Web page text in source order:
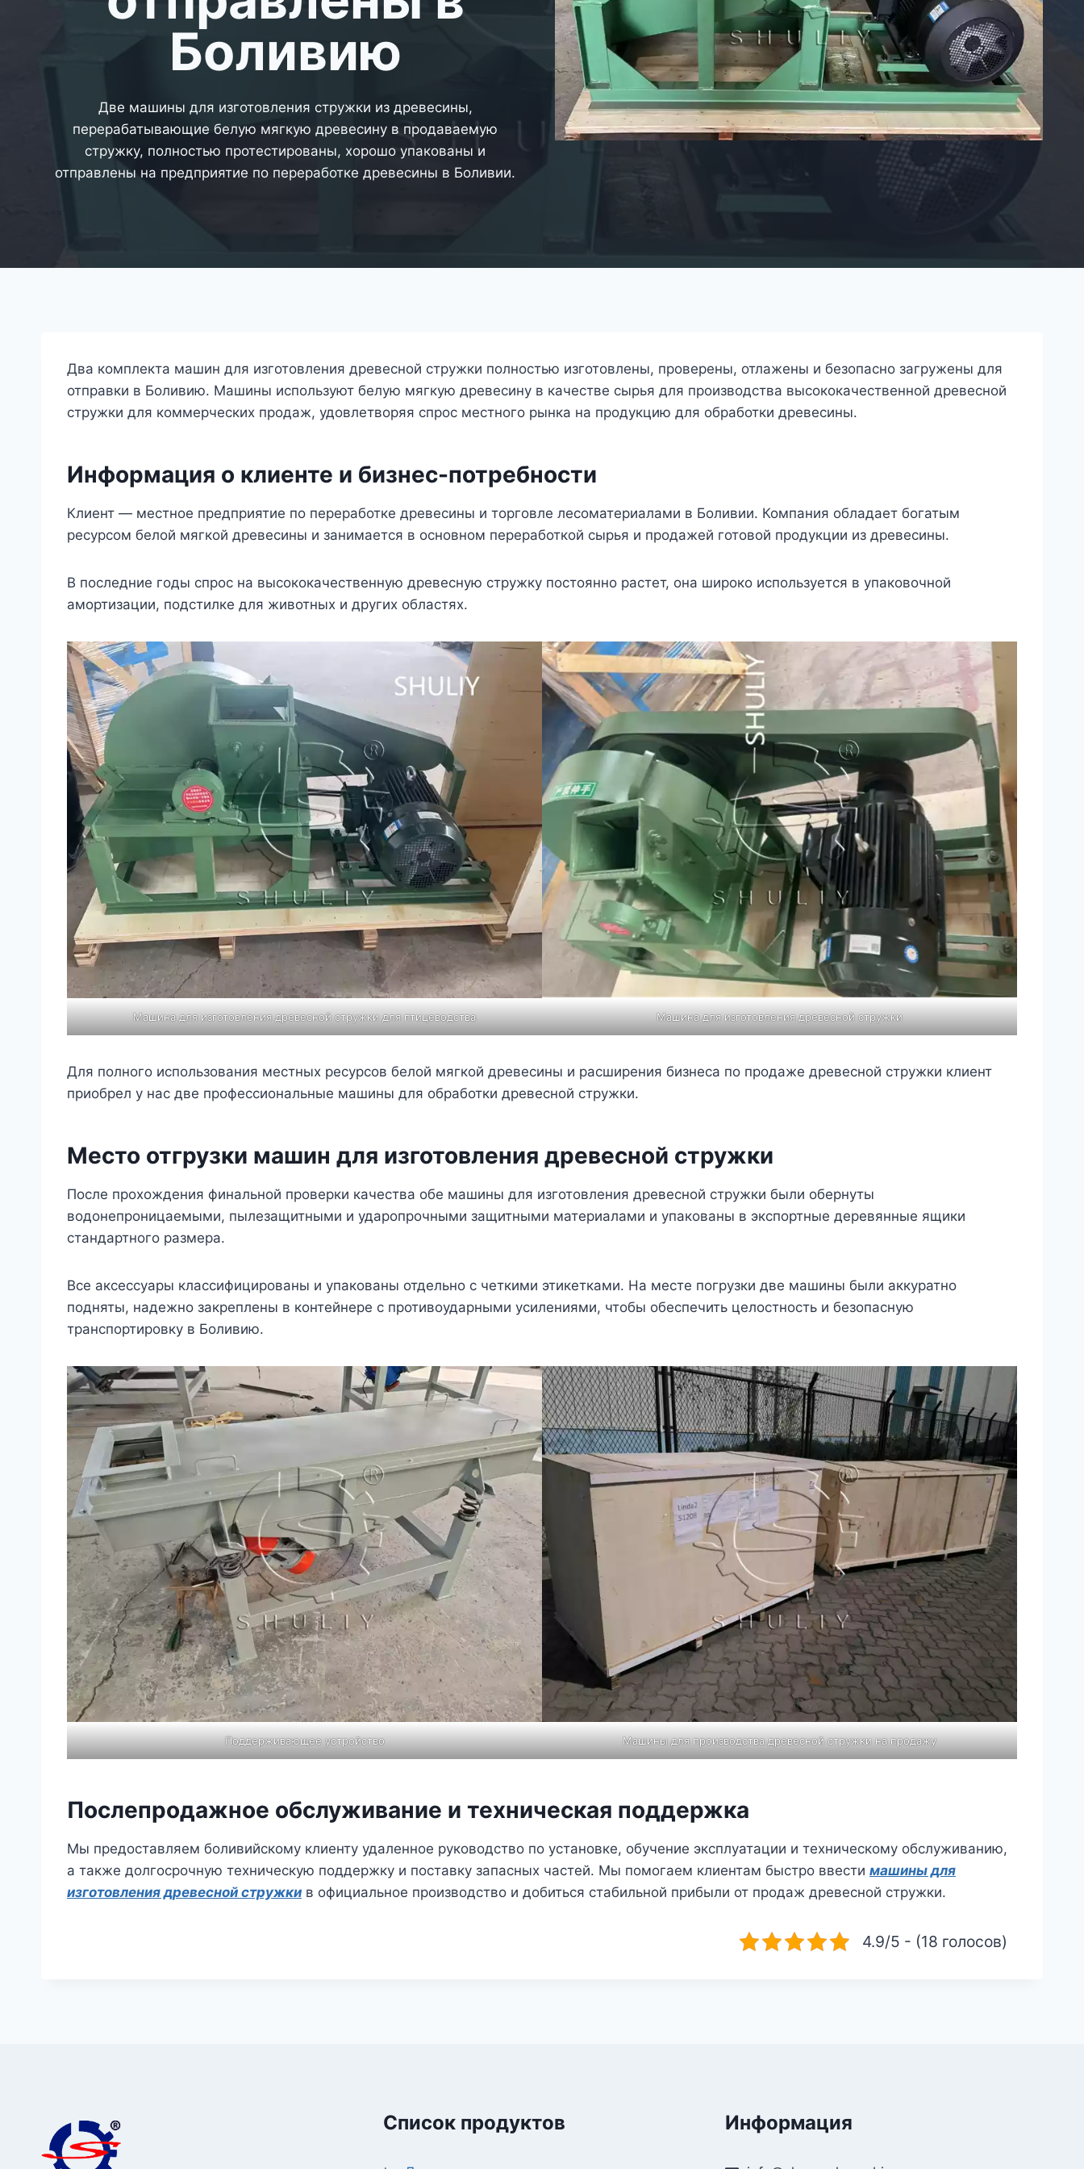
Боливию
Две машины для изготовления стружки из древесины,
перерабатывающие белую мягкую древесину в продаваемую
стружку, полностью протестированы, хорошо упакованы и
отправлены на предприятие по переработке древесины в Боливии.
Два комплекта машин для изготовления древесной стружки полностью изготовлены, проверены, отлажены и безопасно загружены для
отправки в Боливию. Машины используют белую мягкую древесину в качестве сырья для производства высококачественной древесной
стружки для коммерческих продаж, удовлетворяя спрос местного рынка на продукцию для обработки древесины.
Информация о клиенте и бизнес-потребности
Клиент — местное предприятие по переработке древесины и торговле лесоматериалами в Боливии. Компания обладает богатым
ресурсом белой мягкой древесины и занимается в основном переработкой сырья и продажей готовой продукции из древесины.
В последние годы спрос на высококачественную древесную стружку постоянно растет, она широко используется в упаковочной
амортизации, подстилке для животных и других областях.
Машина для изготовления древесной стружки для птицеводства Машина для изготовления древесной стружки
Для полного использования местных ресурсов белой мягкой древесины и расширения бизнеса по продаже древесной стружки клиент
приобрел у нас две профессиональные машины для обработки древесной стружки.
Место отгрузки машин для изготовления древесной стружки
После прохождения финальной проверки качества обе машины для изготовления древесной стружки были обернуты
водонепроницаемыми, пылезащитными и ударопрочными защитными материалами и упакованы в экспортные деревянные ящики
стандартного размера.
Все аксессуары классифицированы и упакованы отдельно с четкими этикетками. На месте погрузки две машины были аккуратно
подняты, надежно закреплены в контейнере с противоударными усилениями, чтобы обеспечить целостность и безопасную
транспортировку в Боливию.
Поддерживающее устройство Машины для производства древесной стружки на продажу
Послепродажное обслуживание и техническая поддержка
Мы предоставляем боливийскому клиенту удаленное руководство по установке, обучение эксплуатации и техническому обслуживанию,
а также долгосрочную техническую поддержку и поставку запасных частей. Мы помогаем клиентам быстро ввести машины для
изготовления древесной стружки в официальное производство и добиться стабильной прибыли от продаж древесной стружки.
4.9/5 - (18 голосов)
Список продуктов Информация